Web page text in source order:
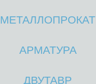
МЕТАЛЛОПРОКАТ
АРМАТУРА
ДВУТАВР